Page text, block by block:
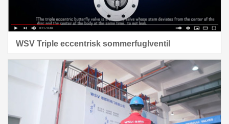
WSV Triple eccentrisk sommerfuglventil